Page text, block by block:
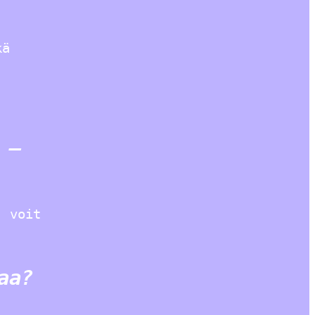
–
voit